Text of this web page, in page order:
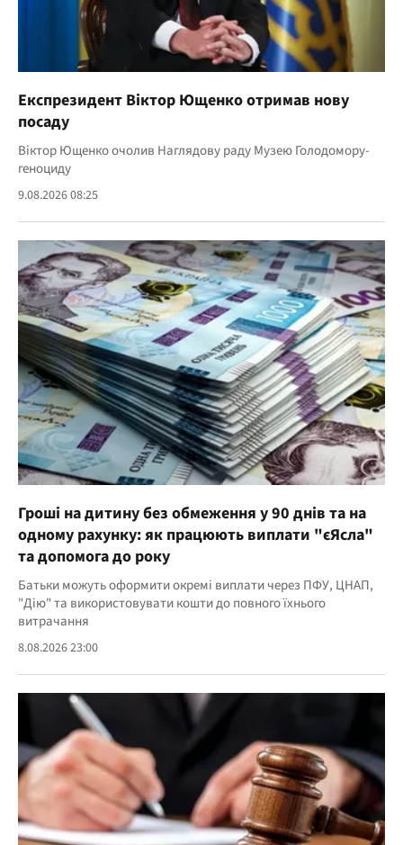
Експрезидент Віктор Ющенко отримав нову
посаду
Віктор Ющенко очолив Наглядову раду Музею Голодомору-
геноциду
9.08.2026 08:25
Гроші на дитину без обмеження у 90 днів та на
одному рахунку: як працюють виплати "єЯсла"
та допомога до року
Батьки можуть оформити окремі виплати через ПФУ, ЦНАП,
"Дію" та використовувати кошти до повного їхнього
витрачання
8.08.2026 23:00